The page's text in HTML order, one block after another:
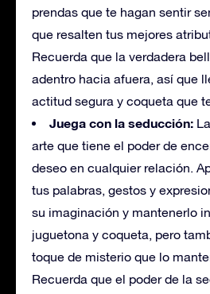
prendas que te hagan sentir
que resalten tus mejores
Recuerda que la verdadera
adentro hacia afuera, así que
actitud segura y coqueta que
Juega con la seducción:
arte que tiene el poder de
deseo en cualquier relación.
tus palabras, gestos y
su imaginación y mantenerlo
juguetona y coqueta, pero
toque de misterio que lo
Recuerda que el poder de la